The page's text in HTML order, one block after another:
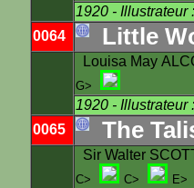
1920 - Illustrateur
0064
Little
Louisa May
G>
1920 - Illustrateur
0065
The
Sir Walter
C> C> E>